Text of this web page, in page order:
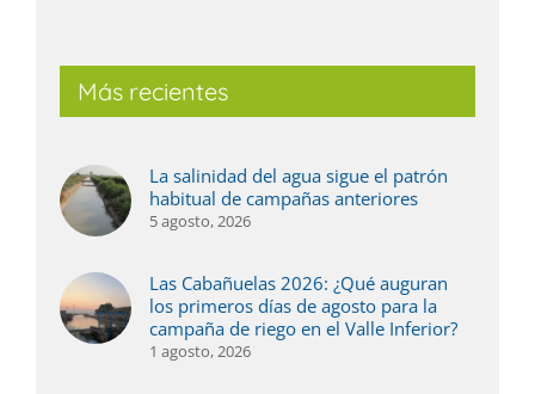
Más recientes
La salinidad del agua sigue el patrón
habitual de campañas anteriores
5 agosto, 2026
Las Cabañuelas 2026: ¿Qué auguran
los primeros días de agosto para la
campaña de riego en el Valle Inferior?
1 agosto, 2026